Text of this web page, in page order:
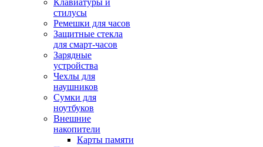
Клавиатуры и
стилусы
Ремешки для часов
Защитные стекла
для смарт-часов
Зарядные
устройства
Чехлы для
наушников
Сумки для
ноутбуков
Внешние
накопители
Карты памяти